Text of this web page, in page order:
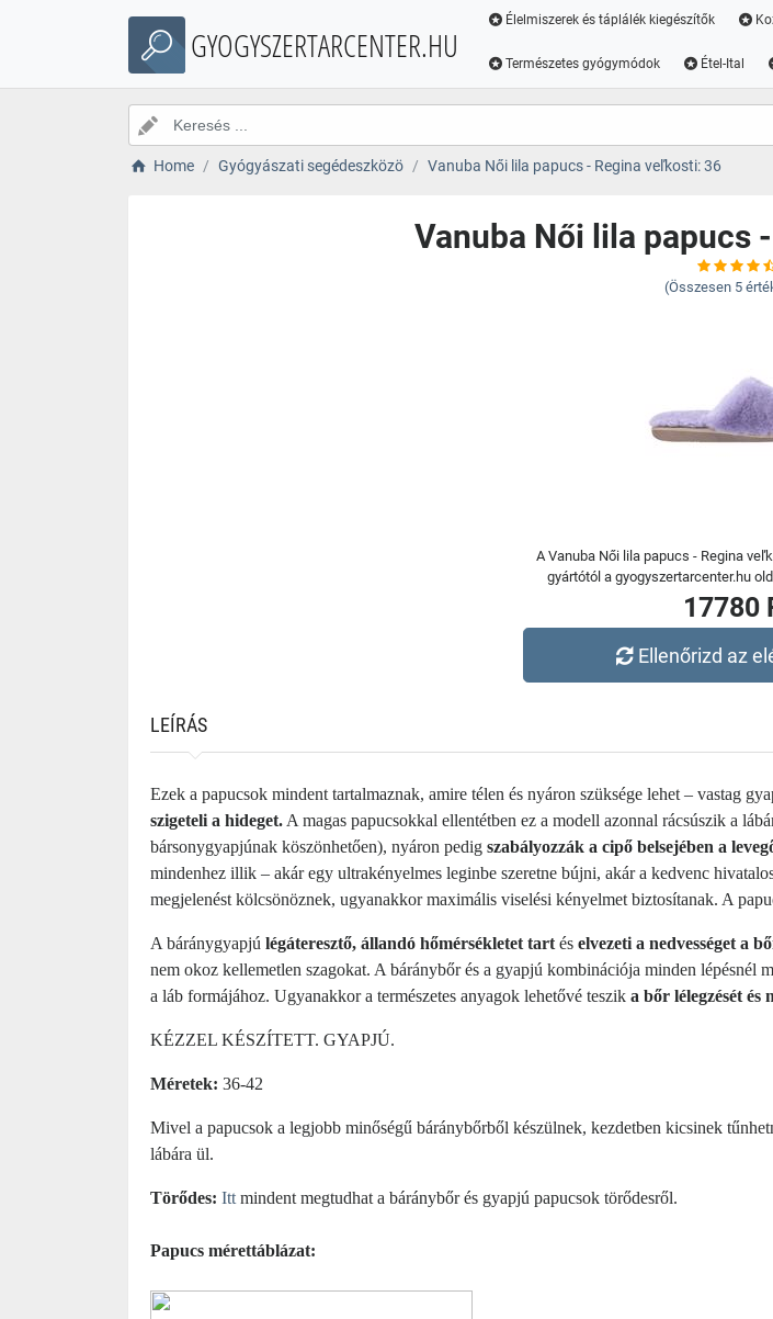
GYOGYSZERTARCENTER.HU
Élelmiszerek és táplálék kiegészítők
Természetes gyógymódok Étel-Ital
Home Gyógyászati segédeszközö Vanuba Női lila papucs - Regina veľkosti: 36
Vanuba Női lila papucs
(Összesen 5
A Vanuba Női lila papucs - Regina
gyártótól a gyogyszertarcenter.hu
17780
Ellenőrizd az
LEÍRÁS
Ezek a papucsok mindent tartalmaznak, amire télen és nyáron szüksége lehet – vastag
szigeteli a hideget. A magas papucsokkal ellentétben ez a modell azonnal rácsúszik a
bársonygyapjúnak köszönhetően), nyáron pedig szabályozzák a cipő belsejében a
mindenhez illik – akár egy ultrakényelmes leginbe szeretne bújni, akár a kedvenc
megjelenést kölcsönöznek, ugyanakkor maximális viselési kényelmet biztosítanak. A
A báránygyapjú légáteresztő, állandó hőmérsékletet tart és elvezeti a nedvességet a
nem okoz kellemetlen szagokat. A báránybőr és a gyapjú kombinációja minden
a láb formájához. Ugyanakkor a természetes anyagok lehetővé teszik a bőr lélegzését és
KÉZZEL KÉSZÍTETT. GYAPJÚ.
Méretek: 36-42
Mivel a papucsok a legjobb minőségű báránybőrből készülnek, kezdetben kicsinek
lábára ül.
Törődes: Itt mindent megtudhat a báránybőr és gyapjú papucsok törődesről.
Papucs mérettáblázat: